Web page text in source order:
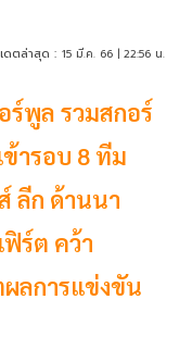
ดตล่าสุด : 15 มี.ค. 66 | 22:56 น.
ร์พูล รวมสกอร์
ารอบ 8 ทีม
ลีก ด้านนา
ฟิร์ต คว้า
ลการแข่งขัน